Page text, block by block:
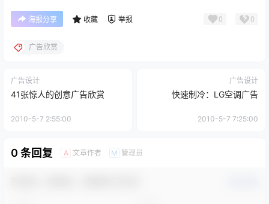
海报分享 收藏 举报 0 0
广告欣赏
广告设计
41张惊人的创意广告欣赏
2010-5-7 2:55:00
广告设计
快速制冷：LG空调广告
2010-5-7 7:25:00
0 条回复 A 文章作者 M 管理员